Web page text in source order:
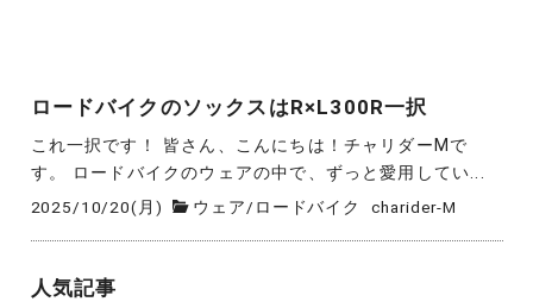
ロードバイクのソックスはR×L300R一択
これ一択です！ 皆さん、こんにちは！チャリダーMで
す。 ロードバイクのウェアの中で、ずっと愛用してい...
2025/10/20(月) ウェア/ ロードバイク charider-M
人気記事